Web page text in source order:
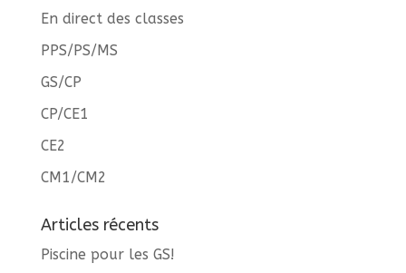
En direct des classes
PPS/PS/MS
GS/CP
CP/CE1
CE2
CM1/CM2
Articles récents
Piscine pour les GS!